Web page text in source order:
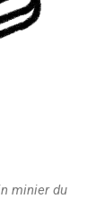
minier du